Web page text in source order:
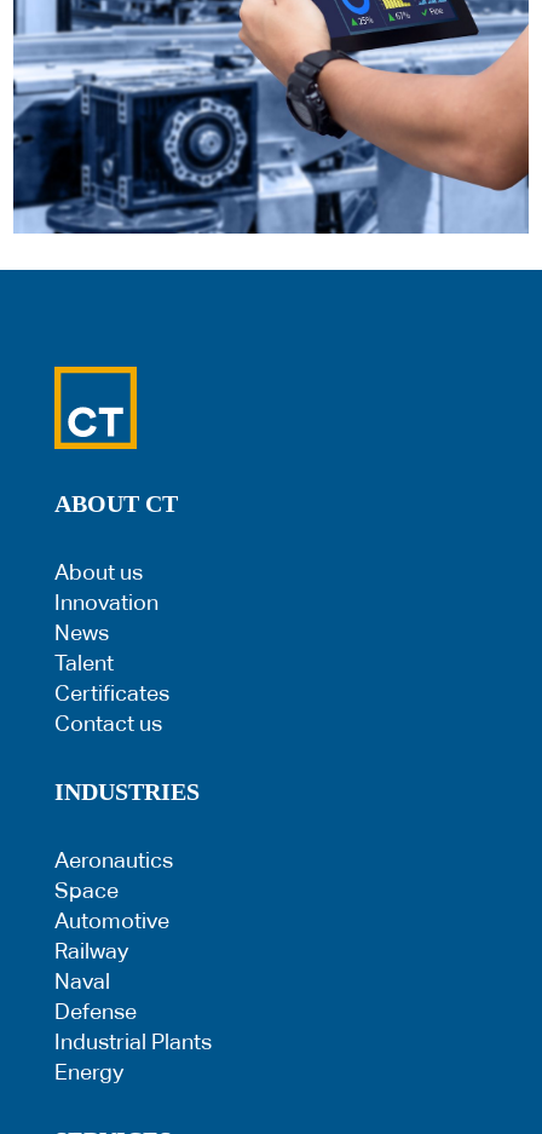
ABOUT CT
About us
Innovation
News
Talent
Certificates
Contact us
INDUSTRIES
Aeronautics
Space
Automotive
Railway
Naval
Defense
Industrial Plants
Energy